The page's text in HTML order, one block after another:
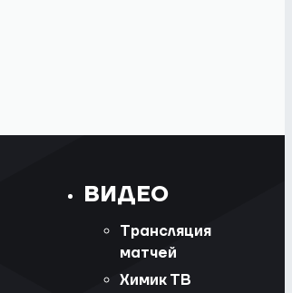
ВИДЕО
Трансляция
матчей
Химик ТВ